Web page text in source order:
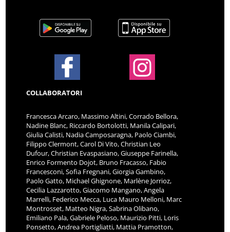
COLLABORATORI
Francesca Arcaro, Massimo Altini, Corrado Bellora,
Nadine Blanc, Riccardo Bortolotti, Manila Calipari,
Giulia Calisti, Nadia Camposaragna, Paolo Ciambi,
Filippo Clermont, Carol Di Vito, Christian Leo
Dufour, Christian Evaspasiano, Giuseppe Farinella,
Enrico Formento Dojot, Bruno Fracasso, Fabio
Francesconi, Sofia Fregnani, Giorgia Gambino,
Paolo Gatto, Michael Ghignone, Marlène Jorrioz,
Cecilia Lazzarotto, Giacomo Mangano, Angela
Marrelli, Federico Mecca, Luca Mauro Melloni, Marc
Montrosset, Matteo Nigra, Sabrina Olibano,
Emiliano Pala, Gabriele Peloso, Maurizio Pitti, Loris
Ponsetto, Andrea Portigliatti, Mattia Pramotton,